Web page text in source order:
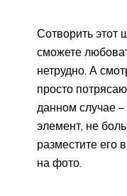
Сотворить этот
сможете
нетрудно. А
просто
данном случае
элемент, не
разместите его
на фото.